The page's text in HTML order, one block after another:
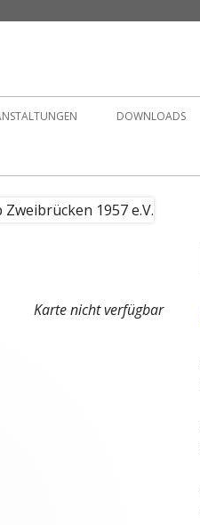
DOWNLOADS
Karte nicht verfügbar